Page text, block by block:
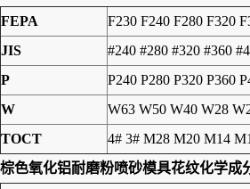
FEPA
F230 F240 F280 F320
JIS
#240 #280 #320 #360
P
P240 P280 P320 P360
W
W63 W50 W40 W28
TOCT
4# 3# M28 M20 M14
棕色氧化铝耐磨粉喷砂模具花纹化学成